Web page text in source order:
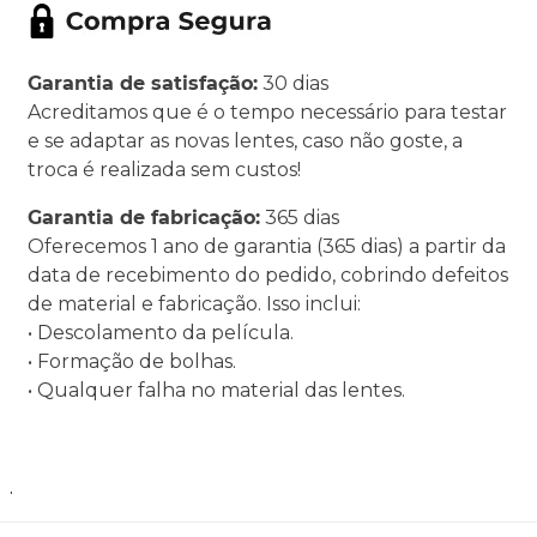
Garantia de satisfação: 30 dias
Acreditamos que é o tempo necessário para testar
e se adaptar as novas lentes, caso não goste, a
troca é realizada sem custos!
Garantia de fabricação: 365 dias
Oferecemos 1 ano de garantia (365 dias) a partir da
data de recebimento do pedido, cobrindo defeitos
de material e fabricação. Isso inclui:
• Descolamento da película.
• Formação de bolhas.
• Qualquer falha no material das lentes.
.